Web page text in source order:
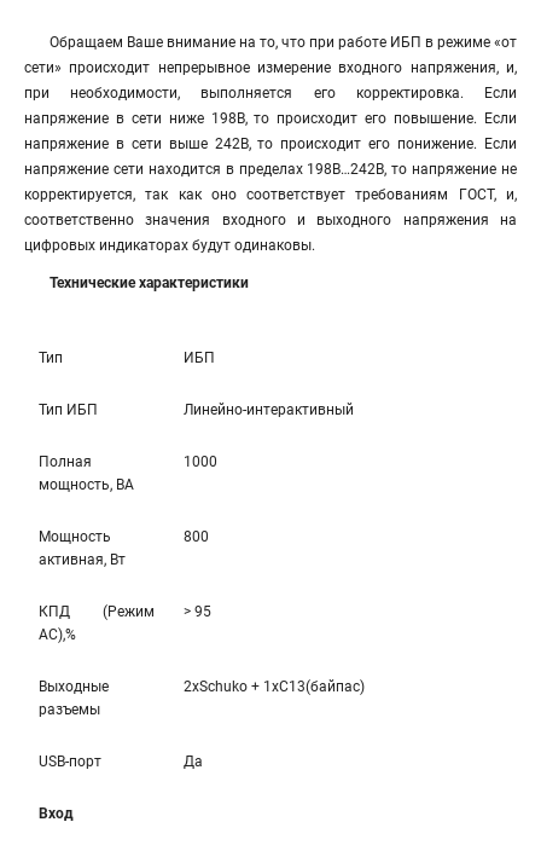
Обращаем Ваше внимание на то, что при работе ИБП в режиме «от
сети» происходит непрерывное измерение входного напряжения, и,
при необходимости, выполняется его корректировка. Если
напряжение в сети ниже 198В, то происходит его повышение. Если
напряжение в сети выше 242В, то происходит его понижение. Если
напряжение сети находится в пределах 198В…242В, то напряжение не
корректируется, так как оно соответствует требованиям ГОСТ, и,
соответственно значения входного и выходного напряжения на
цифровых индикаторах будут одинаковы.
Технические характеристики
Тип ИБП
Тип ИБП Линейно-интерaктивный
Полная
мощность, ВА
1000
Мощность
активная, Вт
800
КПД (Режим
AC),%
> 95
Выходные
разъемы
2xSchuko + 1xC13(байпас)
USB-порт Да
Вход